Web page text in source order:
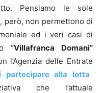
Pensiamo le sole
però, non permettono di
ed i veri casi di
“Villafranca Domani”
l’Agenzia delle Entrate
partecipare alla lotta
che l’attuale